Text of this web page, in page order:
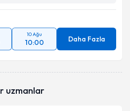
10 Ağu
10:00 Daha Fazla
uzmanlar